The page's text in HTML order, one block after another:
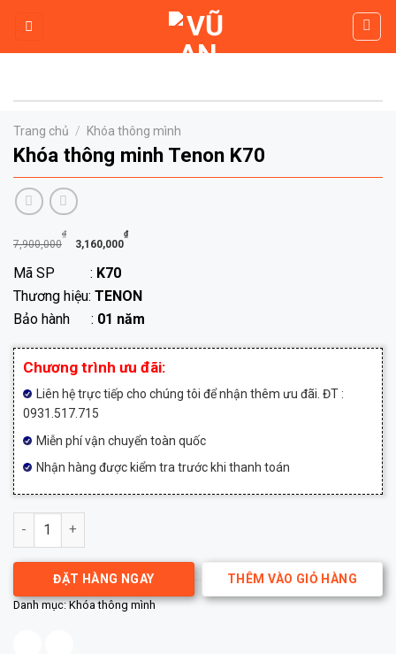
content
Trang chủ / Khóa thông mình
Khóa thông minh Tenon K70
7,900,000
₫
Giá
gốc
là:
7,900,000₫.
3,160,000
₫Giá
là:
3,160,000₫.
Mã SP : K70
Thương hiệu: TENON
Bảo hành : 01 năm
Chương trình ưu đãi:
Liên hệ trực tiếp cho chúng tôi để nhận thêm ưu đãi. ĐT :
0931.517.715
Miễn phí vận chuyển toàn quốc
Nhận hàng được kiểm tra trước khi thanh toán
Khóa thông minh Tenon K70 số lượng
THÊM VÀO GIỎ HÀNG
ĐẶT HÀNG NGAY
Danh mục:Khóa thông mình